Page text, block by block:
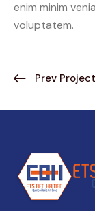
enim minim
voluptatem.
Prev Project